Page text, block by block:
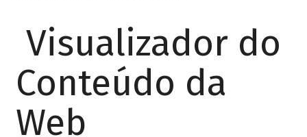
Visualizador do
Conteúdo da
Web